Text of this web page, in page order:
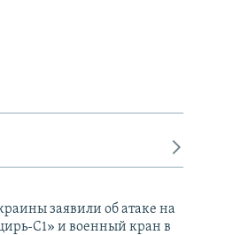
заявили об атаке на
С1» и военный кран в